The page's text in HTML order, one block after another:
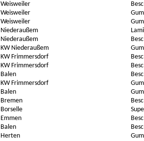
Weisweiler
Weisweiler
Weisweiler
Niederaußem
Niederaußem
KW Niederaußem
KW Frimmersdorf
KW Frimmersdorf
Balen
KW Frimmersdorf
Balen
Bremen
Borselle
Emmen
Balen
Herten